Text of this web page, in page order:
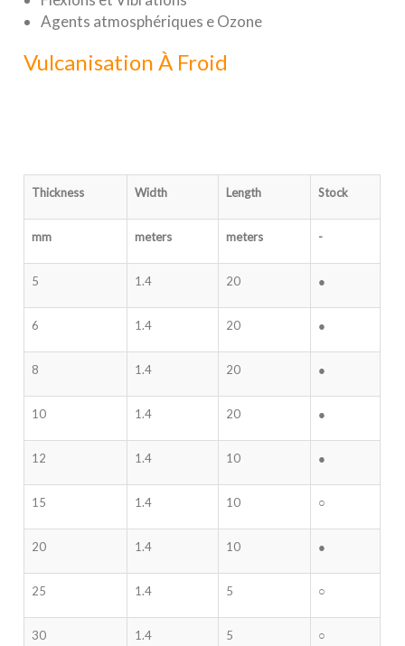
Agents atmosphériques e Ozone
Vulcanisation À Froid
Thickness Width Length Stock
mm meters meters -
5 1.4 20 ●
6 1.4 20 ●
8 1.4 20 ●
10 1.4 20 ●
12 1.4 10 ●
15 1.4 10 ○
20 1.4 10 ●
25 1.4 5 ○
30 1.4 5 ○